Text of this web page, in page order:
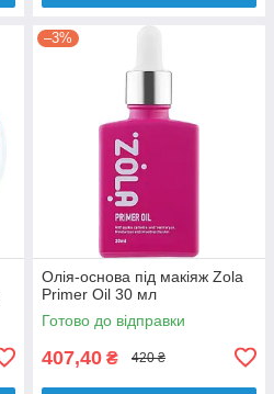
–3%
Олія-основа під макіяж Zola
Primer Oil 30 мл
Готово до відправки
407,40 ₴ 420 ₴